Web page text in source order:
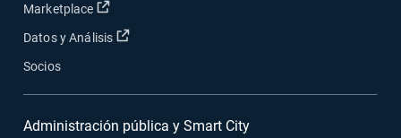
Marketplace
Abrir en una nueva ventana
Datos y Análisis Abrir en una nueva ventana
Socios
Administración pública y Smart City